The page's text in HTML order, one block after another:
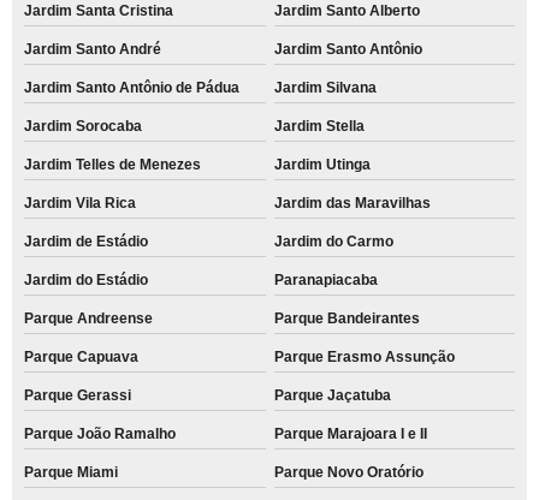
Jardim Santa Cristina Jardim Santo Alberto
Jardim Santo André Jardim Santo Antônio
Jardim Santo Antônio de Pádua Jardim Silvana
Jardim Sorocaba Jardim Stella
Jardim Telles de Menezes Jardim Utinga
Jardim Vila Rica Jardim das Maravilhas
Jardim de Estádio Jardim do Carmo
Jardim do Estádio Paranapiacaba
Parque Andreense Parque Bandeirantes
Parque Capuava Parque Erasmo Assunção
Parque Gerassi Parque Jaçatuba
Parque João Ramalho Parque Marajoara I e II
Parque Miami Parque Novo Oratório